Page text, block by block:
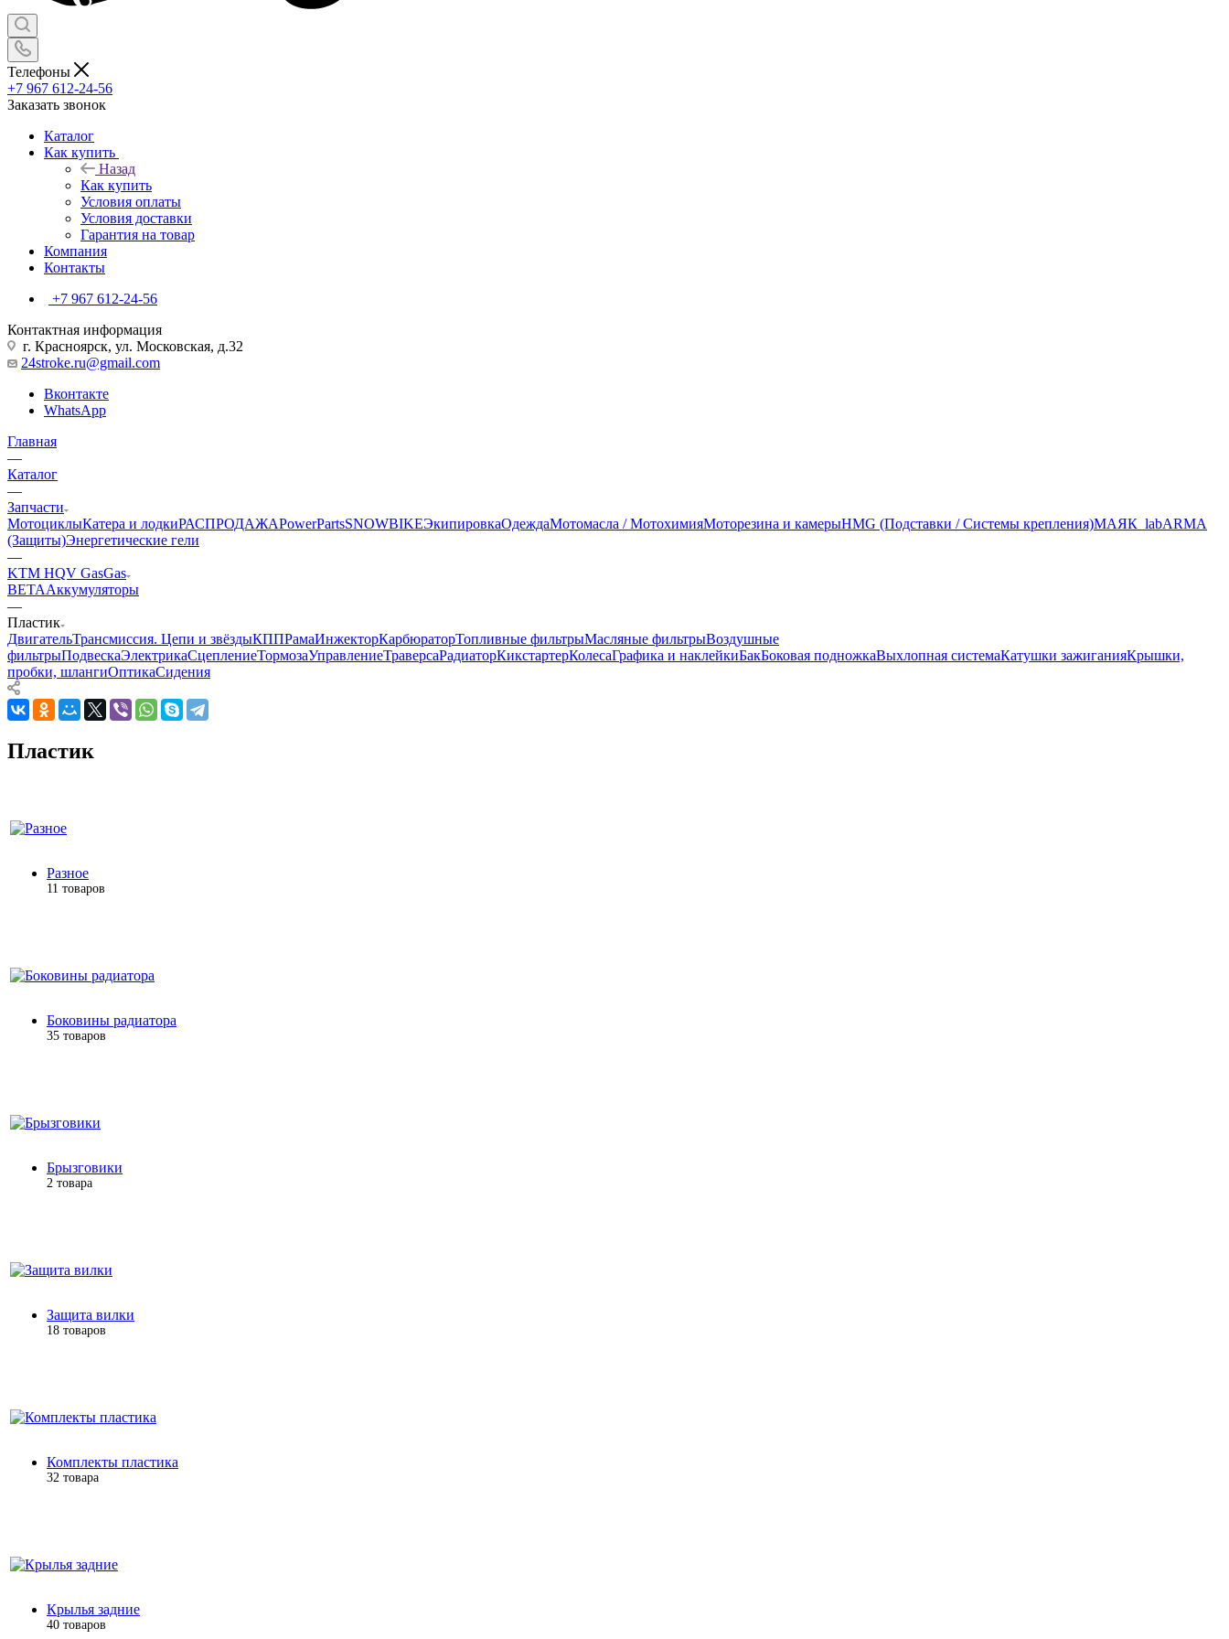
Телефоны
+7 967 612-24-56
Заказать звонок
Каталог
Как купить
Назад
Как купить
Условия оплаты
Условия доставки
Гарантия на товар
Компания
Контакты
+7 967 612-24-56
Контактная информация
г. Красноярск, ул. Московская, д.32
24stroke.ru@gmail.com
Вконтакте
WhatsApp
Главная
—
Каталог
—
Запчасти
МотоциклыКатера и лодкиРАСПРОДАЖАPowerPartsSNOWBIKEЭкипировкаОдеждаМотомасла / МотохимияМоторезина и камерыHMG (Подставки / Системы крепления)МАЯК_labARMA
(Защиты)Энергетические гели
—
KTM HQV GasGas
BETAАккумуляторы
—
Пластик
ДвигательТрансмиссия. Цепи и звёздыКППРамаИнжекторКарбюраторТопливные фильтрыМасляные фильтрыВоздушные
фильтрыПодвескаЭлектрикаСцеплениеТормозаУправлениеТраверсаРадиаторКикстартерКолесаГрафика и наклейкиБакБоковая подножкаВыхлопная системаКатушки зажиганияКрышки,
пробки, шлангиОптикаСидения
Пластик
Разное
11 товаров
Боковины радиатора
35 товаров
Брызговики
2 товара
Защита вилки
18 товаров
Комплекты пластика
32 товара
Крылья задние
40 товаров